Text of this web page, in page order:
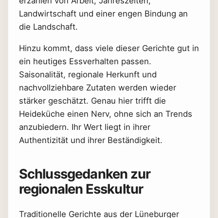
Landwirtschaft und einer engen Bindung an
die Landschaft.
Hinzu kommt, dass viele dieser Gerichte gut in
ein heutiges Essverhalten passen.
Saisonalität, regionale Herkunft und
nachvollziehbare Zutaten werden wieder
stärker geschätzt. Genau hier trifft die
Heideküche einen Nerv, ohne sich an Trends
anzubiedern. Ihr Wert liegt in ihrer
Authentizität und ihrer Beständigkeit.
Schlussgedanken zur
regionalen Esskultur
Traditionelle Gerichte aus der Lüneburger